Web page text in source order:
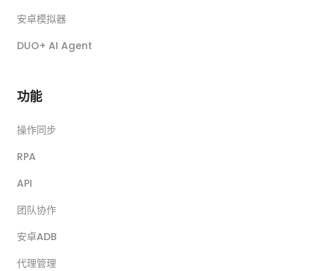
安卓模拟器
DUO+ AI Agent
功能
操作同步
RPA
API
团队协作
安卓ADB
代理管理